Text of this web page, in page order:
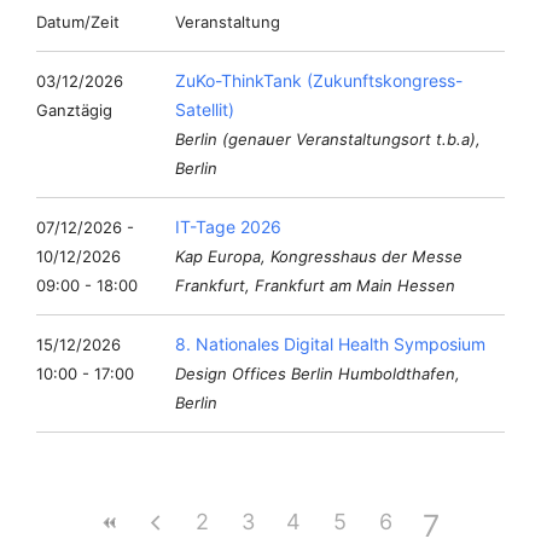
Datum/Zeit Veranstaltung
03/12/2026
Ganztägig
ZuKo-ThinkTank (Zukunftskongress-
Satellit)
Berlin (genauer Veranstaltungsort t.b.a),
Berlin
07/12/2026 -
10/12/2026
09:00 - 18:00
IT-Tage 2026
Kap Europa, Kongresshaus der Messe
Frankfurt, Frankfurt am Main Hessen
15/12/2026
10:00 - 17:00
8. Nationales Digital Health Symposium
Design Offices Berlin Humboldthafen,
Berlin
2 3 4 5 6 7